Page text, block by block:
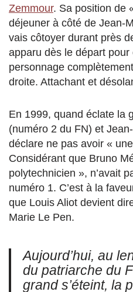
Zemmour. Sa position de
déjeuner à côté de Jean-
vais côtoyer durant près
apparu dès le départ pour
personnage
droite. Attachant et
En 1999, quand éclate la
(numéro 2 du FN) et
déclare ne pas avoir «
Considérant que Bruno
polytechnicien », n’avait
numéro 1. C’est à la
que Louis Aliot devient
Marie Le Pen.
Aujourd’hui, au
du patriarche du
grand s’éteint, la